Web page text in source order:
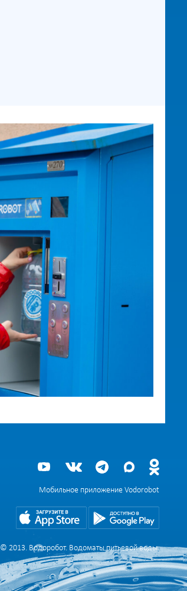
Мобильное приложение Vodorobot
© 2013. Водоробот. Водоматы питьевой воды.